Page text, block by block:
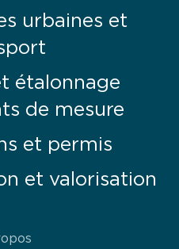
urbaines et
étalonnage
de mesure
et permis
et valorisation